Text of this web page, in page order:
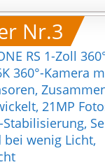
Videos.
Unmögliche
Person-
Ruiniere das Bild
mit einem
Selfie-Stick! Das
Objektiv lässt
Unsichtbaren
Stick vollständig
filmischen
du zur Seite
durch die Luft
oder deine
verfolgst.
Take incredible
distortion-free
panoramic
without having
Nr.3
RS 1-Zoll
360°-Kamera
21MP
Stabilisierung,
bei wenig Licht,